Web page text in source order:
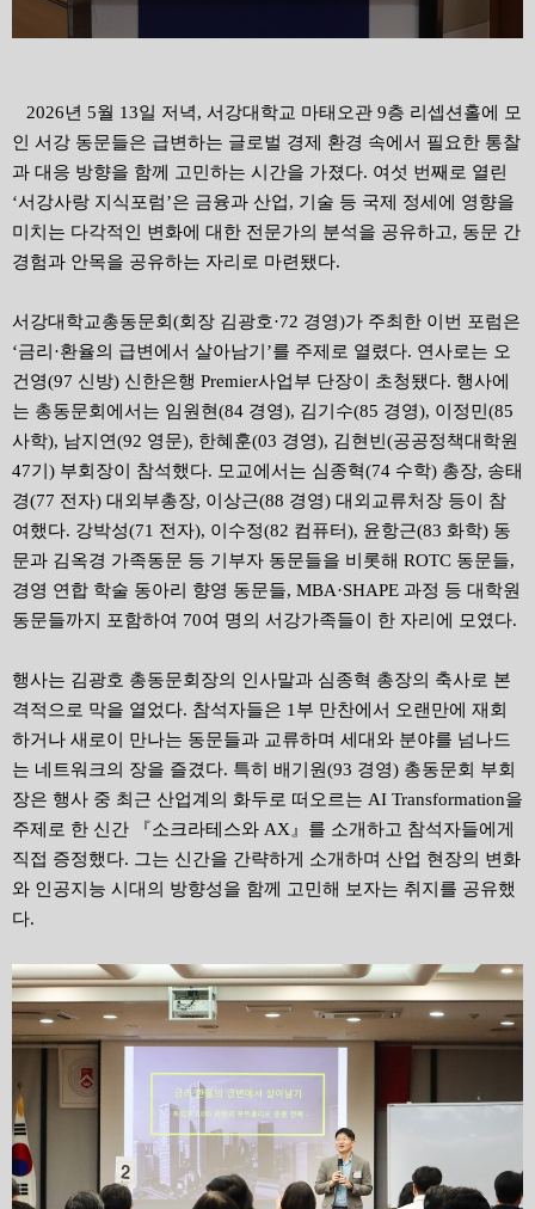
2026년 5월 13일 저녁, 서강대학교 마태오관 9층 리셉션홀에 모
인 서강 동문들은 급변하는 글로벌 경제 환경 속에서 필요한 통찰
과 대응 방향을 함께 고민하는 시간을 가졌다. 여섯 번째로 열린
‘서강사랑 지식포럼’은 금융과 산업, 기술 등 국제 정세에 영향을
미치는 다각적인 변화에 대한 전문가의 분석을 공유하고, 동문 간
경험과 안목을 공유하는 자리로 마련됐다.
서강대학교총동문회(회장 김광호·72 경영)가 주최한 이번 포럼은
‘금리·환율의 급변에서 살아남기’를 주제로 열렸다. 연사로는 오
건영(97 신방) 신한은행 Premier사업부 단장이 초청됐다. 행사에
는 총동문회에서는 임원현(84 경영), 김기수(85 경영), 이정민(85
사학), 남지연(92 영문), 한혜훈(03 경영), 김현빈(공공정책대학원
47기) 부회장이 참석했다. 모교에서는 심종혁(74 수학) 총장, 송태
경(77 전자) 대외부총장, 이상근(88 경영) 대외교류처장 등이 참
여했다. 강박성(71 전자), 이수정(82 컴퓨터), 윤항근(83 화학) 동
문과 김옥경 가족동문 등 기부자 동문들을 비롯해 ROTC 동문들,
경영 연합 학술 동아리 향영 동문들, MBA·SHAPE 과정 등 대학원
동문들까지 포함하여 70여 명의 서강가족들이 한 자리에 모였다.
행사는 김광호 총동문회장의 인사말과 심종혁 총장의 축사로 본
격적으로 막을 열었다. 참석자들은 1 부 만찬에서 오랜만에 재회
하거나 새로이 만나는 동문들과 교류하며 세대와 분야를 넘나드
는 네트워크의 장을 즐겼다. 특히 배기원(93 경영) 총동문회 부회
장은 행사 중 최근 산업계의 화두로 떠오르는 AI Transformation을
주제로 한 신간 『소크라테스와 AX 』를 소개하고 참석자들에게
직접 증정했다. 그는 신간을 간략하게 소개하며 산업 현장의 변화
와 인공지능 시대의 방향성을 함께 고민해 보자는 취지를 공유했
다.